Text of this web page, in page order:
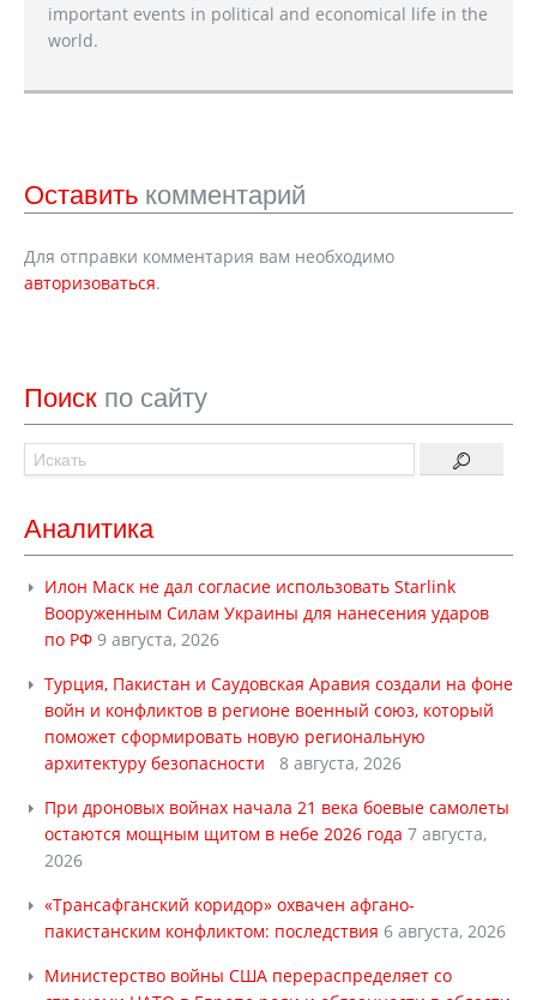
important events in political and economical life in the
world.
Оставить комментарий
Для отправки комментария вам необходимо
авторизоваться.
Поиск по сайту
Аналитика
Илон Маск не дал согласие использовать Starlink
Вооруженным Силам Украины для нанесения ударов
по РФ 9 августа, 2026
Турция, Пакистан и Саудовская Аравия создали на фоне
войн и конфликтов в регионе военный союз, который
поможет сформировать новую региональную
архитектуру безопасности
8 августа, 2026
При дроновых войнах начала 21 века боевые самолеты
остаются мощным щитом в небе 2026 года 7 августа,
2026
«Трансафганский коридор» охвачен афгано-
пакистанским конфликтом: последствия 6 августа, 2026
Министерство войны США перераспределяет со